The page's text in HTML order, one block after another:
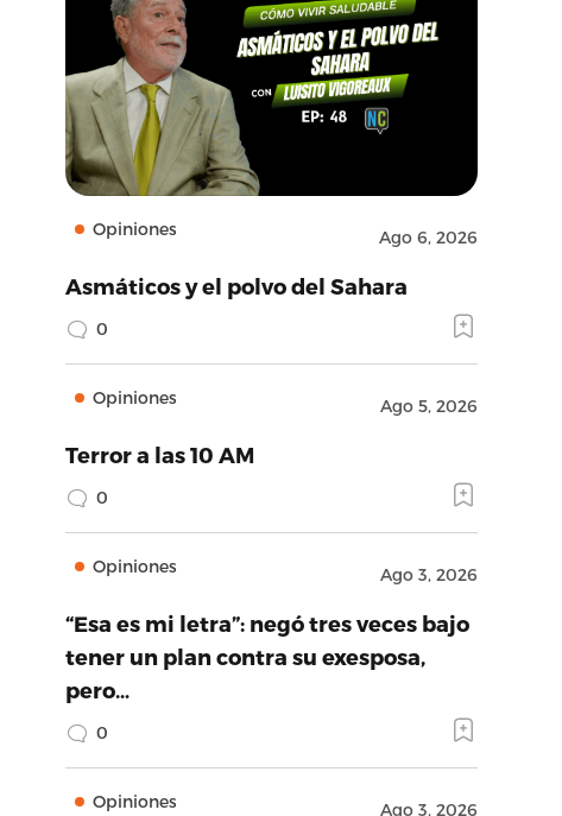
Opiniones Ago 6, 2026
Asmáticos y el polvo del Sahara
0
Opiniones Ago 5, 2026
Terror a las 10 AM
0
Opiniones Ago 3, 2026
“Esa es mi letra”: negó tres veces bajo
tener un plan contra su exesposa,
pero…
0
Opiniones Ago 3, 2026